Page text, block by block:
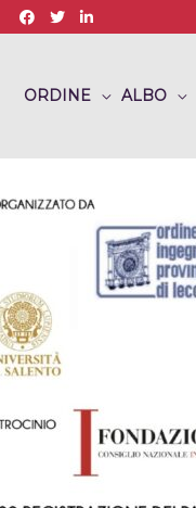
ORDINE ALBO